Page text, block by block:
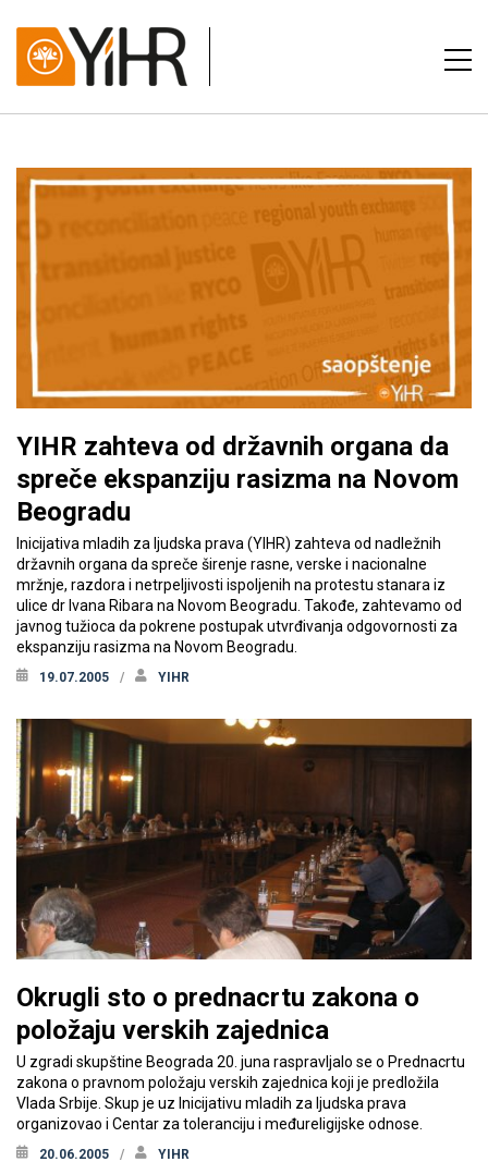
YIHR zahteva od državnih organa da
spreče ekspanziju rasizma na Novom
Beogradu
Inicijativa mladih za ljudska prava (YIHR) zahteva od nadležnih
državnih organa da spreče širenje rasne, verske i nacionalne
mržnje, razdora i netrpeljivosti ispoljenih na protestu stanara iz
ulice dr Ivana Ribara na Novom Beogradu. Takođe, zahtevamo od
javnog tužioca da pokrene postupak utvrđivanja odgovornosti za
ekspanziju rasizma na Novom Beogradu.
19.07.2005 YIHR
Okrugli sto o prednacrtu zakona o
položaju verskih zajednica
U zgradi skupštine Beograda 20. juna raspravljalo se o Prednacrtu
zakona o pravnom položaju verskih zajednica koji je predložila
Vlada Srbije. Skup je uz Inicijativu mladih za ljudska prava
organizovao i Centar za toleranciju i međureligijske odnose.
20.06.2005 YIHR